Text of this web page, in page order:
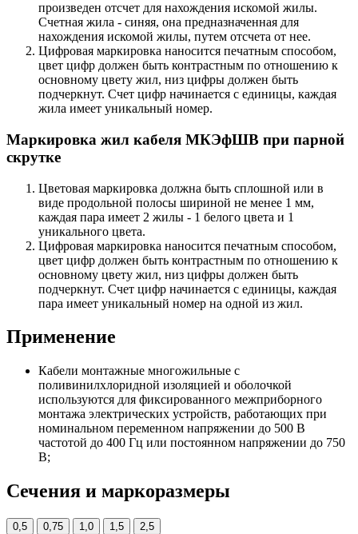
произведен отсчет для нахождения искомой жилы.
Счетная жила - синяя, она предназначенная для
нахождения искомой жилы, путем отсчета от нее.
Цифровая маркировка наносится печатным способом,
цвет цифр должен быть контрастным по отношению к
основному цвету жил, низ цифры должен быть
подчеркнут. Счет цифр начинается с единицы, каждая
жила имеет уникальный номер.
Маркировка жил кабеля МКЭфШВ при парной
скрутке
Цветовая маркировка должна быть сплошной или в
виде продольной полосы шириной не менее 1 мм,
каждая пара имеет 2 жилы - 1 белого цвета и 1
уникального цвета.
Цифровая маркировка наносится печатным способом,
цвет цифр должен быть контрастным по отношению к
основному цвету жил, низ цифры должен быть
подчеркнут. Счет цифр начинается с единицы, каждая
пара имеет уникальный номер на одной из жил.
Применение
Кабели монтажные многожильные с
поливинилхлоридной изоляцией и оболочкой
используются для фиксированного межприборного
монтажа электрических устройств, работающих при
номинальном переменном напряжении до 500 В
частотой до 400 Гц или постоянном напряжении до 750
В;
Сечения и маркоразмеры
0,5 0,75 1,0 1,5 2,5